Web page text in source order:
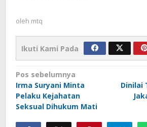
oleh mtq
Ikuti Kami Pada
Navigasi
pos
Pos sebelumnya
Irma Suryani Minta
Pelaku Kejahatan
Seksual Dihukum Mati
Dinilai